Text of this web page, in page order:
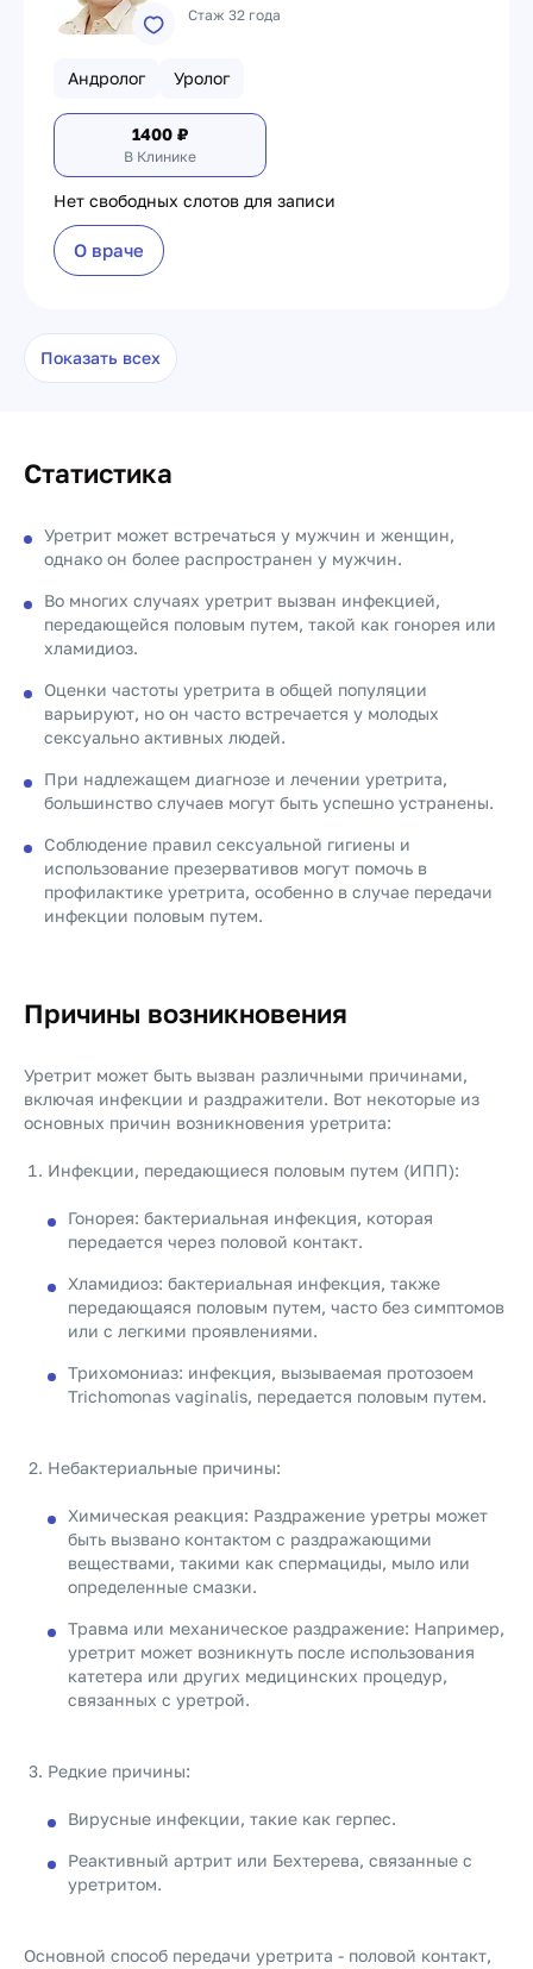
Стаж 32 года
Андролог Уролог
1400 ₽
В Клинике
Нет свободных слотов для записи
О враче
Показать всех
Статистика
Уретрит может встречаться у мужчин и женщин,
однако он более распространен у мужчин.
Во многих случаях уретрит вызван инфекцией,
передающейся половым путем, такой как гонорея или
хламидиоз.
Оценки частоты уретрита в общей популяции
варьируют, но он часто встречается у молодых
сексуально активных людей.
При надлежащем диагнозе и лечении уретрита,
большинство случаев могут быть успешно устранены.
Соблюдение правил сексуальной гигиены и
использование презервативов могут помочь в
профилактике уретрита, особенно в случае передачи
инфекции половым путем.
Причины возникновения
Уретрит может быть вызван различными причинами,
включая инфекции и раздражители. Вот некоторые из
основных причин возникновения уретрита:
Инфекции, передающиеся половым путем (ИПП):
Гонорея: бактериальная инфекция, которая
передается через половой контакт.
Хламидиоз: бактериальная инфекция, также
передающаяся половым путем, часто без симптомов
или с легкими проявлениями.
Трихомониаз: инфекция, вызываемая протозоем
Trichomonas vaginalis, передается половым путем.
Небактериальные причины:
Химическая реакция: Раздражение уретры может
быть вызвано контактом с раздражающими
веществами, такими как спермациды, мыло или
определенные смазки.
Травма или механическое раздражение: Например,
уретрит может возникнуть после использования
катетера или других медицинских процедур,
связанных с уретрой.
Редкие причины:
Вирусные инфекции, такие как герпес.
Реактивный артрит или Бехтерева, связанные с
уретритом.
Основной способ передачи уретрита - половой контакт,